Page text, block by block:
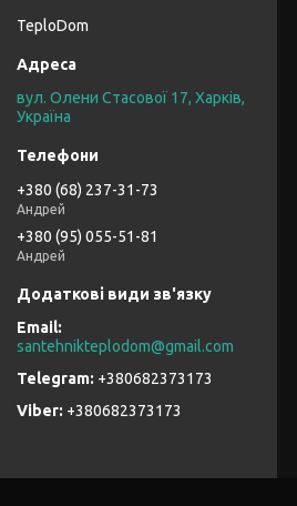
TeploDom
вул. Олени Стасової 17, Харків,
Україна
+380 (68) 237-31-73
Андрей
+380 (95) 055-51-81
Андрей
santehnikteplodom@gmail.com
+380682373173
+380682373173